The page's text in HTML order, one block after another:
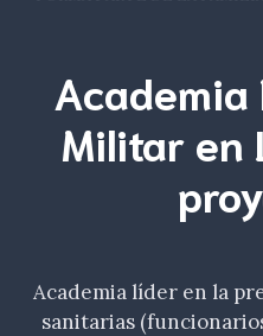
Militar en
Academia líder en la
sanitarias